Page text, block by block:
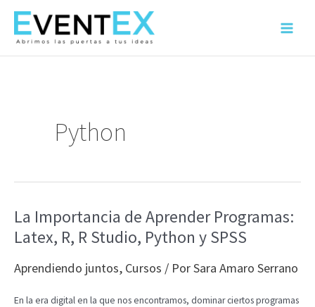
contenido
Main
Python
La Importancia de Aprender Programas:
Latex, R, R Studio, Python y SPSS
Aprendiendo juntos, Cursos / PorSara Amaro Serrano
En la era digital en la que nos encontramos, dominar ciertos programas